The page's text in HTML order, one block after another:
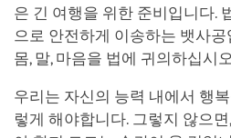
은 긴 여행을 위한 준비입니다.
으로 안전하게 이송하는 뱃사
몸, 말, 마음을 법에 귀의하십시
우리는 자신의 능력 내에서 행
렇게 해야합니다. 그렇지 않으